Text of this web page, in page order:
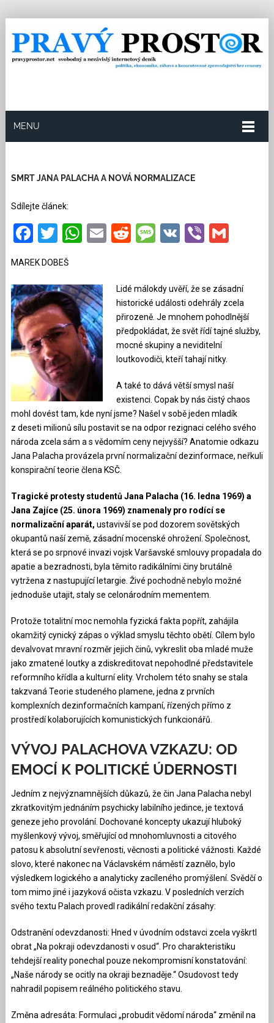
MENU
SMRT JANA PALACHA A NOVÁ NORMALIZACE
Sdílejte článek:
Facebook
Twitter
WhatsApp
EmailRedditMessage
VKViber
MAREK DOBEŠ
Lidé málokdy uvěří, že se zásadní
historické události odehrály zcela
přirozeně. Je mnohem pohodlnější
předpokládat, že svět řídí tajné služby,
mocné skupiny a neviditelní
loutkovodiči, kteří tahají nitky.
A také to dává větší smysl naší
existenci. Copak by nás čistý chaos
mohl dovést tam, kde nyní jsme? Našel v sobě jeden mladík
z deseti milionů sílu postavit se na odpor rezignaci celého svého
národa zcela sám a s vědomím ceny nejvyšší? Anatomie odkazu
Jana Palacha provázela první normalizační dezinformace, neřkuli
konspirační teorie člena KSČ.
Tragické protesty studentů Jana Palacha (16. ledna 1969) a
Jana Zajíce (25. února 1969) znamenaly pro rodící se
normalizační aparát, ustavivší se pod dozorem sovětských
okupantů naší země, zásadní mocenské ohrožení. Společnost,
která se po srpnové invazi vojsk Varšavské smlouvy propadala do
apatie a bezradnosti, byla těmito radikálními činy brutálně
vytržena z nastupující letargie. Živé pochodně nebylo možné
jednoduše utajit, staly se celonárodním mementem.
Protože totalitní moc nemohla fyzická fakta popřít, zahájila
okamžitý cynický zápas o výklad smyslu těchto obětí. Cílem bylo
devalvovat mravní rozměr jejich činů, vykreslit oba mladé muže
jako zmatené loutky a zdiskreditovat nepohodlné představitele
reformního křídla a kulturní elity. Vrcholem této snahy se stala
takzvaná Teorie studeného plamene, jedna z prvních
komplexních dezinformačních kampaní, řízených přímo z
prostředí kolaborujících komunistických funkcionářů.
VÝVOJ PALACHOVA VZKAZU: OD
EMOCÍ K POLITICKÉ ÚDERNOSTI
Jedním z nejvýznamnějších důkazů, že čin Jana Palacha nebyl
zkratkovitým jednáním psychicky labilního jedince, je textová
geneze jeho provolání. Dochované koncepty ukazují hluboký
myšlenkový vývoj, směřující od mnohomluvnosti a citového
patosu k absolutní sevřenosti, věcnosti a politické vážnosti. Každé
slovo, které nakonec na Václavském náměstí zaznělo, bylo
výsledkem logického a analyticky zacíleného promýšlení. Svědčí o
tom mimo jiné i jazyková očista vzkazu. V posledních verzích
svého textu Palach provedl radikální redakční zásahy:
Odstranění odevzdanosti: Hned v úvodním odstavci zcela vyškrtl
obrat „Na pokraji odevzdanosti v osud“. Pro charakteristiku
tehdejší reality ponechal pouze nekompromisní konstatování:
„Naše národy se ocitly na okraji beznaděje.“ Osudovost tedy
nahradil popisem reálného politického stavu.
Změna adresáta: Formulaci „probudit vědomí národa“ změnil na